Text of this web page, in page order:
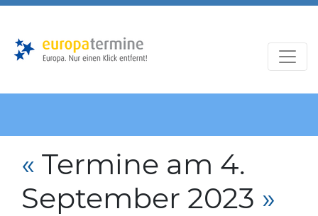
« Termine am 4.
September 2023 »